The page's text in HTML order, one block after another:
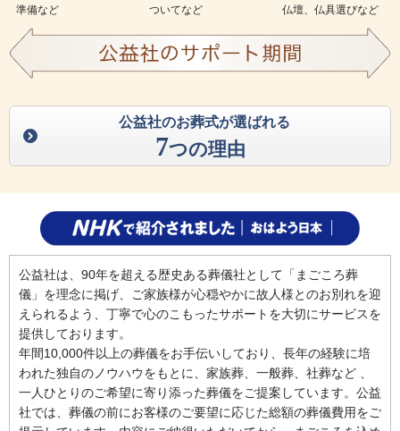
準備など
ついてなど
仏壇、仏具選びなど
公益社のお葬式が選ばれる
7つの理由
公益社は、90年を超える歴史ある葬儀社として「まごころ葬
儀」を理念に掲げ、ご家族様が心穏やかに故人様とのお別れを迎
えられるよう、丁寧で心のこもったサポートを大切にサービスを
提供しております。
年間10,000件以上の葬儀をお手伝いしており、長年の経験に培
われた独自のノウハウをもとに、家族葬、一般葬、社葬など 、
一人ひとりのご希望に寄り添った葬儀をご提案しています。公益
社では、葬儀の前にお客様のご要望に応じた総額の葬儀費用をご